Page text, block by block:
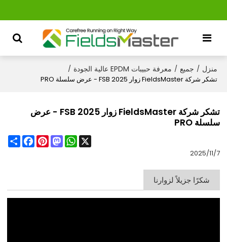
منزل / جميع / معرفة حبيبات EPDM عالية الجودة
/
تشكر شركة FieldsMaster زوار FSB 2025 - عرض سلسلة PRO
تشكر شركة FieldsMaster زوار FSB 2025 - عرض
سلسلة PRO
Share
FacebookPinterest
Mastodon
WhatsApp
X
2025/11/7
شكرًا جزيلاً لزوارنا